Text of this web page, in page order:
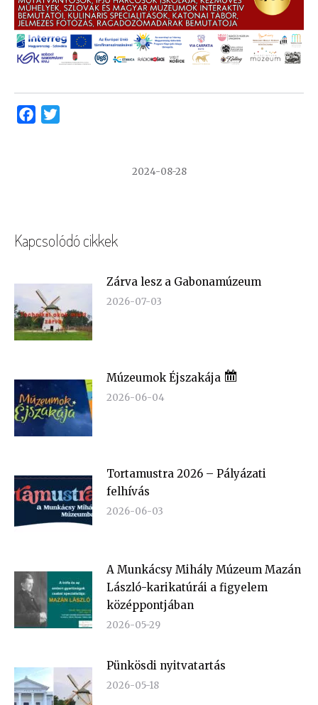
Facebook
2024-08-28
Kapcsolódó cikkek
Zárva lesz a Gabonamúzeum
2026-07-03
Múzeumok Éjszakája
2026-06-04
Tortamustra 2026 – Pályázati
felhívás
2026-06-03
A Munkácsy Mihály Múzeum Mazán
László-karikatúrái a figyelem
középpontjában
2026-05-29
Pünkösdi nyitvatartás
2026-05-18